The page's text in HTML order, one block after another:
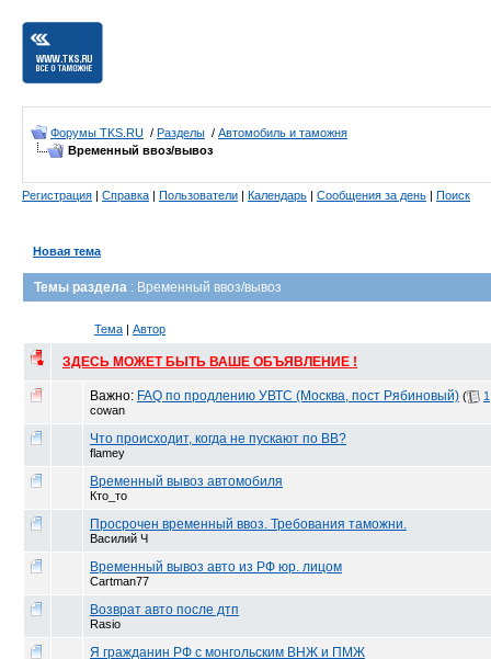
Форумы TKS.RU / Разделы / Автомобиль и таможня
Временный ввоз/вывоз
Регистрация | Справка | Пользователи | Календарь | Сообщения за день | Поиск
Новая тема
Темы раздела : Временный ввоз/вывоз
Тема | Автор
ЗДЕСЬ МОЖЕТ БЫТЬ ВАШЕ ОБЪЯВЛЕНИЕ !
Важно: FAQ по продлению УВТС (Москва, пост Рябиновый) (
1
cowan
Что происходит, когда не пускают по ВВ?
flamey
Временный вывоз автомобиля
Кто_то
Просрочен временный ввоз. Требования таможни.
Василий Ч
Временный вывоз авто из РФ юр. лицом
Cartman77
Возврат авто после дтп
Rasio
Я гражданин РФ с монгольским ВНЖ и ПМЖ